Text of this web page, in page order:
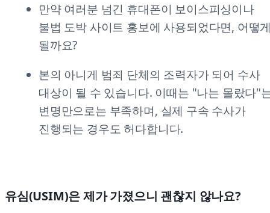
만약 여러분 넘긴 휴대폰이 보이스피싱이나
불법 도박 사이트 홍보에 사용되었다면, 어떻
될까요?
본의 아니게 범죄 단체의 조력자가 되어 수사
대상이 될 수 있습니다. 이때는 "나는 몰랐다"
변명만으로는 부족하며, 실제 구속 수사가
진행되는 경우도 허다합니다.
유심(USIM)은 제가 가졌으니 괜찮지 않나요?